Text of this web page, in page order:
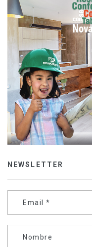
NEWSLETTER
Email *
Nombre